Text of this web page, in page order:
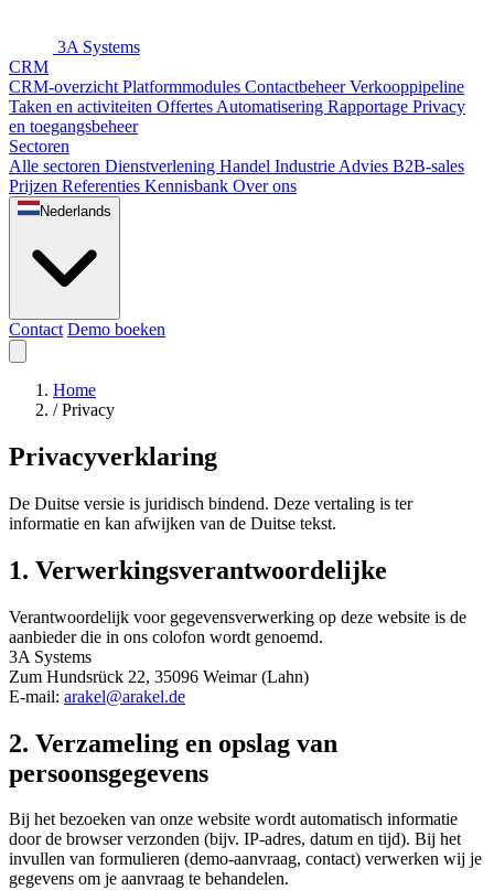
3A Systems
CRM
CRM-overzicht Platformmodules ContactbeheerVerkooppipeline
Taken en activiteiten Offertes Automatisering Rapportage Privacy
en toegangsbeheer
Sectoren
Alle sectoren Dienstverlening Handel Industrie Advies B2B-sales
Prijzen Referenties Kennisbank Over ons
Nederlands
Contact Demo boeken
Home
/ Privacy
Privacyverklaring
De Duitse versie is juridisch bindend. Deze vertaling is ter
informatie en kan afwijken van de Duitse tekst.
1. Verwerkingsverantwoordelijke
Verantwoordelijk voor gegevensverwerking op deze website is de
aanbieder die in ons colofon wordt genoemd.
3A Systems
Zum Hundsrück 22, 35096 Weimar (Lahn)
E-mail: arakel@arakel.de
2. Verzameling en opslag van
persoonsgegevens
Bij het bezoeken van onze website wordt automatisch informatie
door de browser verzonden (bijv. IP-adres, datum en tijd). Bij het
invullen van formulieren (demo-aanvraag, contact) verwerken wij je
gegevens om je aanvraag te behandelen.